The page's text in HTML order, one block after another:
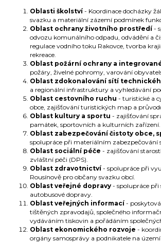
Oblasti školství- Koordinace docházky
svazku a materiální zázemí podmínek
Oblast ochrany životního prostředí-
odvozu komunálního odpadu, odvádění a
regulace vodního toku Rakovce, tvorba
rekreace.
Oblast požární ochrany a
požáry, živelné pohromy, varování
Oblast zdokonalování sítí
a regionální infrastruktury a vyhledávání
Oblast cestovního ruchu - turistické a
obce, zajišťování turistických map a
Oblast kultury a sportu - zajišťování
památek, sportovních a kulturních zařízení.
Oblast zabezpečování čistoty obce,
spolupráce při materiálním zabezpečování
Oblast sociální péče - zajišťování
zvláštní péči (DPS).
Oblast zdravotnictví- spolupráce při
Rousínově pro občany svazku obcí.
Oblast veřejné dopravy - spolupráce
autobusové dopravy.
Oblast veřejných informací-
tištěných zpravodajů, společného
vydáváním tiskovin a pořádáním
Oblast ekonomického rozvoje -
orgány samosprávy a podnikatele na